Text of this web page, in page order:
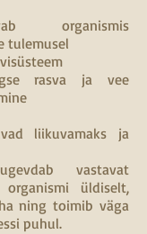
organismis
tulemusel
rasva ja vee
liikuvamaks ja
vastavat
üldiselt,
ning toimib väga
puhul.